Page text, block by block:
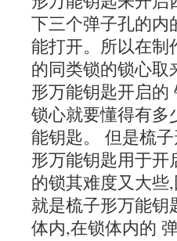
下三个弹子孔的内
能打开。所以在制
的同类锁的锁心
形万能钥匙开启的
锁心就要懂得有多
能钥匙。 但是梳
形万能钥匙用于开
的锁其难度又大些
就是梳子形万能钥
体内,在锁体内的